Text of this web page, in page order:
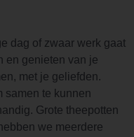
dag of zwaar werk gaat
en genieten van je
met je geliefden.
samen te kunnen
Grote theepotten
we meerdere